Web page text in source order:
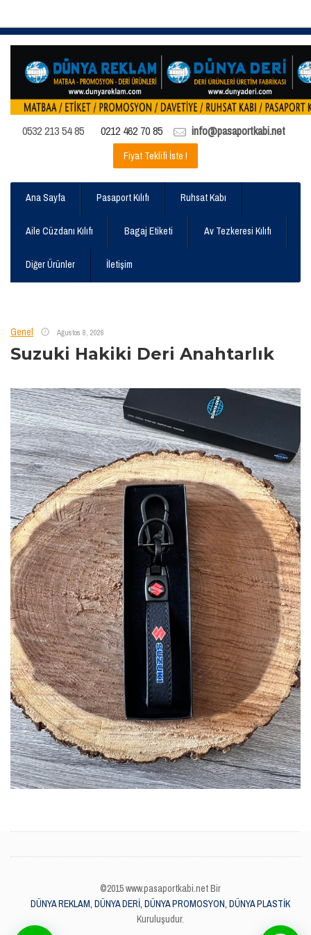
0532 213 54 85 0212 462 70 85 info@pasaportkabi.net
Fiyat Teklifi İste !
Ana Sayfa Pasaport Kılıfı Ruhsat Kabı
Aile Cüzdanı Kılıfı Bagaj Etiketi Av Tezkeresi Kılıfı
Diğer Ürünler İletişim
Genel Ağustos 8, 2026
Suzuki Hakiki Deri Anahtarlık
©2015 www.pasaportkabi.net Bir
DÜNYA REKLAM, DÜNYA DERİ, DÜNYA PROMOSYON, DÜNYA PLASTİK
Kuruluşudur.